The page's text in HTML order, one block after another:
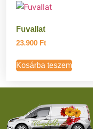
Fuvallat
23.900 Ft
Kosárba teszem